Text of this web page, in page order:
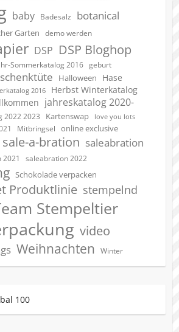
baby Badesalz
botanical
Garten demo werden
DSP DSP Bloghop
Sommerkatalog 2016 geburt
Halloween
Hase
2016
Herbst Winterkatalog
jahreskatalog 2020-
2022 2023 Kartenswap love you lots
Mitbringsel online exclusive
sale-a-bration saleabration
2021 saleabration 2022
Schokolade verpacken
Produktlinie stempelnd
Stempeltier
video
Weihnachten Winter